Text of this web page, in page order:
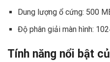
Dung lượng ổ cứng: 500
Độ phân giải màn hình:
Tính năng nổi bật